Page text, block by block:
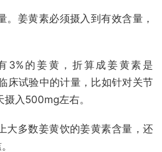
。姜黄素必须摄入到有效含量，
3%的姜黄，折算成姜黄素是
床试验中的计量，比如针对关节
入500mg左右。
大多数姜黄饮的姜黄素含量，还